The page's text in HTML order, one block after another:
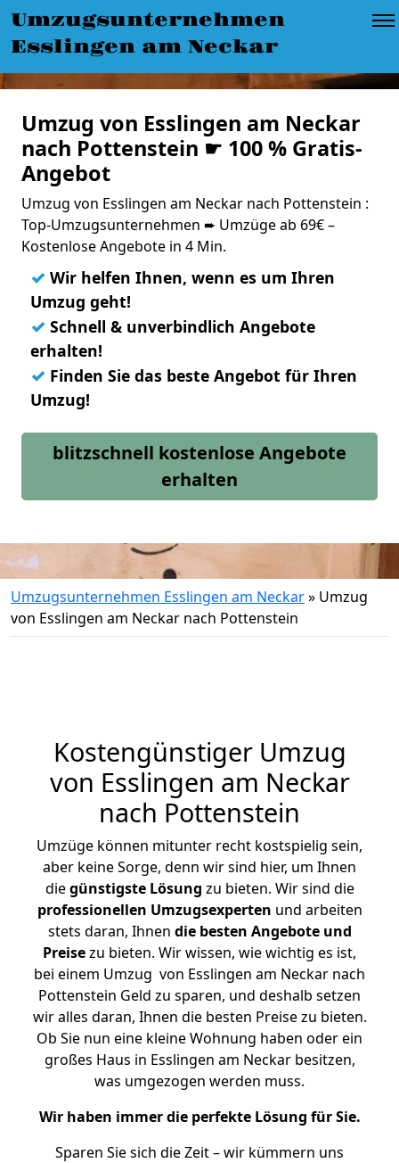
Umzugsunternehmen
Esslingen am Neckar
Umzug von Esslingen am Neckar
nach Pottenstein ☛ 100 % Gratis-
Angebot
Umzug von Esslingen am Neckar nach Pottenstein :
Top-Umzugsunternehmen ➨ Umzüge ab 69€ –
Kostenlose Angebote in 4 Min.
✓ Wir helfen Ihnen, wenn es um Ihren
Umzug geht!
✓ Schnell & unverbindlich Angebote
erhalten!
✓ Finden Sie das beste Angebot für Ihren
Umzug!
blitzschnell kostenlose Angebote
erhalten
Umzugsunternehmen Esslingen am Neckar» Umzug
von Esslingen am Neckar nach Pottenstein
Kostengünstiger Umzug
von Esslingen am Neckar
nach Pottenstein
Umzüge können mitunter recht kostspielig sein,
aber keine Sorge, denn wir sind hier, um Ihnen
diegünstigste Lösung zu bieten. Wir sind die
professionellen Umzugsexperten und arbeiten
stets daran, Ihnen die besten Angebote und
Preisezu bieten. Wir wissen, wie wichtig es ist,
bei einem Umzug von Esslingen am Neckar nach
Pottenstein Geld zu sparen, und deshalb setzen
wir alles daran, Ihnen die besten Preise zu bieten.
Ob Sie nun eine kleine Wohnung haben oder ein
großes Haus in Esslingen am Neckar besitzen,
was umgezogen werden muss.
Wir haben immer die perfekte Lösung für Sie.
Sparen Sie sich die Zeit – wir kümmern uns